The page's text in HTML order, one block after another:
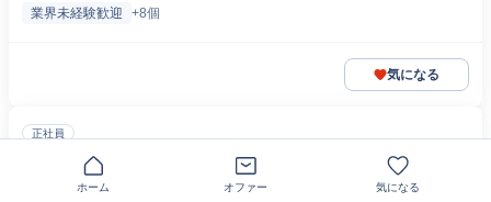
業界未経験歓迎 +8個
気になる
正社員
【CHRO候補】経営の右腕/不動産×IT/フルフレックス/1
→10の組織拡大 採用人事
ホーム オファー 気になる